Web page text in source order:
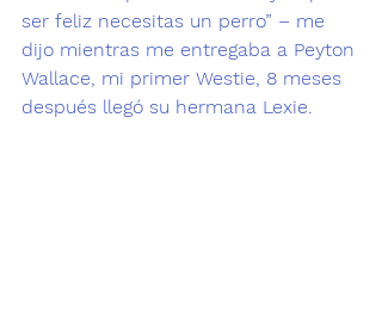
ser feliz necesitas un perro” – me
dijo mientras me entregaba a Peyton
Wallace, mi primer Westie, 8 meses
después llegó su hermana Lexie.